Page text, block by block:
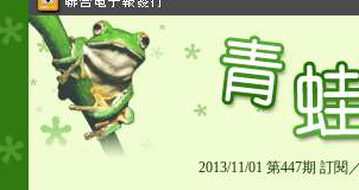
2013/11/01 第447期 訂閱